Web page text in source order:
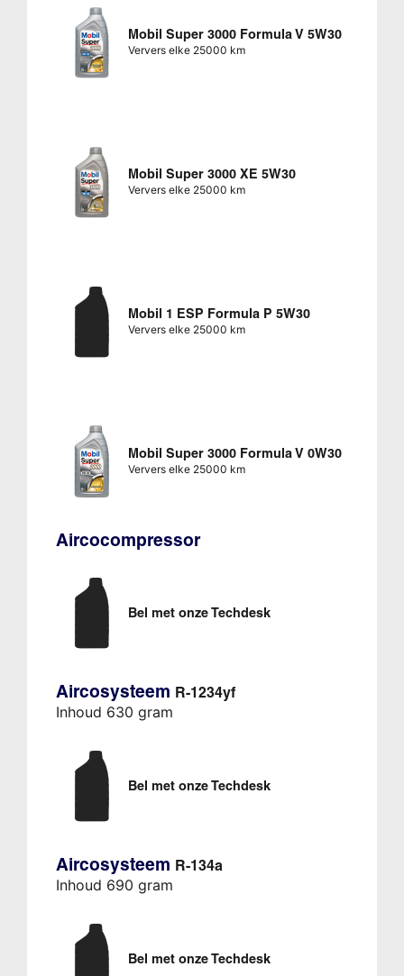
Mobil Super 3000 Formula V 5W30
Ververs elke 25000 km
Mobil Super 3000 XE 5W30
Ververs elke 25000 km
Mobil 1 ESP Formula P 5W30
Ververs elke 25000 km
Mobil Super 3000 Formula V 0W30
Ververs elke 25000 km
Aircocompressor
Bel met onze Techdesk
Aircosysteem R-1234yf
Inhoud 630 gram
Bel met onze Techdesk
Aircosysteem R-134a
Inhoud 690 gram
Bel met onze Techdesk